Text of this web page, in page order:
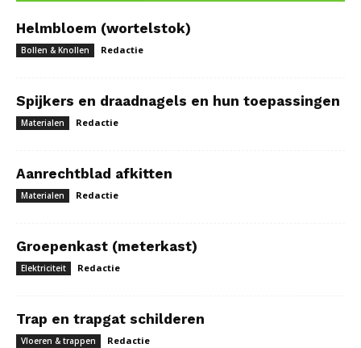
Helmbloem (wortelstok)
Bollen & Knollen Redactie
Spijkers en draadnagels en hun toepassingen
Materialen Redactie
Aanrechtblad afkitten
Materialen Redactie
Groepenkast (meterkast)
Elektriciteit Redactie
Trap en trapgat schilderen
Vloeren & trappen Redactie